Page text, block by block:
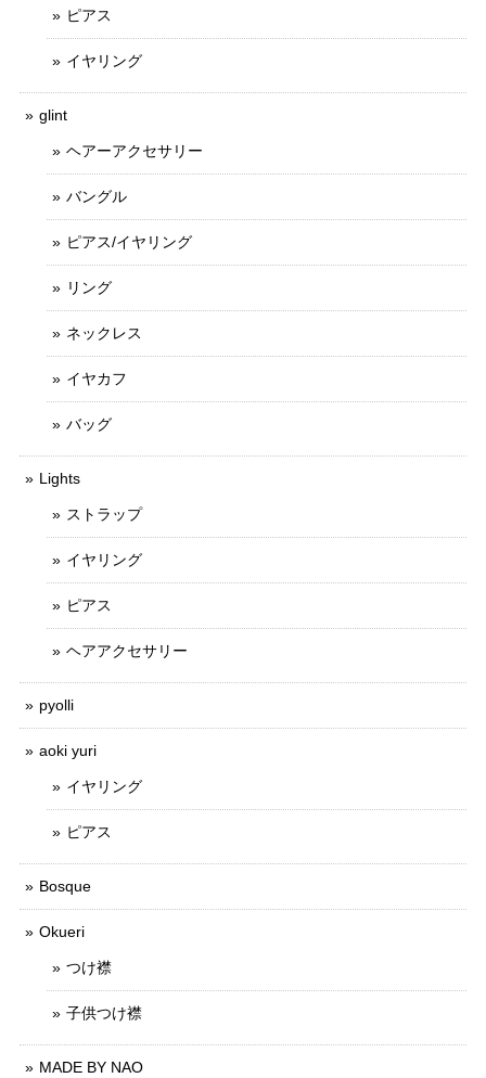
ピアス
イヤリング
glint
ヘアーアクセサリー
バングル
ピアス/イヤリング
リング
ネックレス
イヤカフ
バッグ
Lights
ストラップ
イヤリング
ピアス
ヘアアクセサリー
pyolli
aoki yuri
イヤリング
ピアス
Bosque
Okueri
つけ襟
子供つけ襟
MADE BY NAO